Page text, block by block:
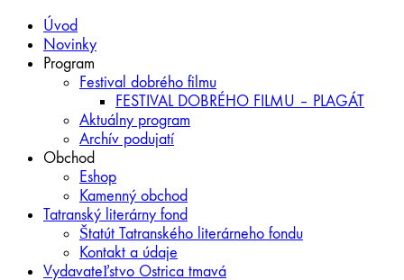
Úvod
Novinky
Program
Festival dobrého filmu
FESTIVAL DOBRÉHO FILMU – PLAGÁT
Aktuálny program
Archív podujatí
Obchod
Eshop
Kamenný obchod
Tatranský literárny fond
Štatút Tatranského literárneho fondu
Kontakt a údaje
Vydavateľstvo Ostrica tmavá